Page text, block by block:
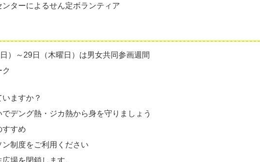
ンターによるせん定ボランティア
）～29日（木曜日）は男女共同参画週間
ますか？
デング熱・ジカ熱から身を守りましょう
すすめ
ン制度をご利用ください
場を閉鎖します。